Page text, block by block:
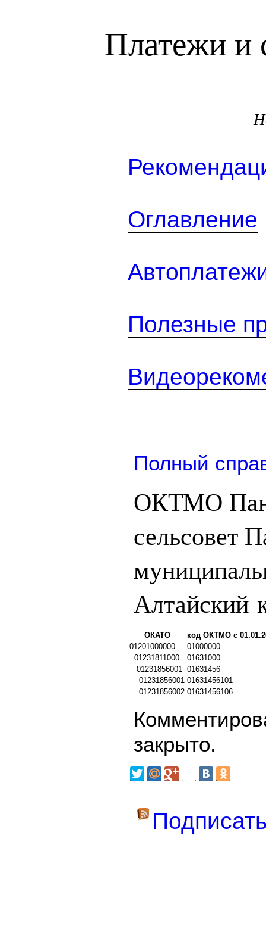
Платежи и
Оглавление
Полезные
Полный
ОКТМО
сельсовет
Алтайский
ОКАТО
код ОКТМО с
01201000000
01000000
01231811000
01631000
01231856001 01631456
01231856001 01631456101
01231856002 01631456106
закрыто.